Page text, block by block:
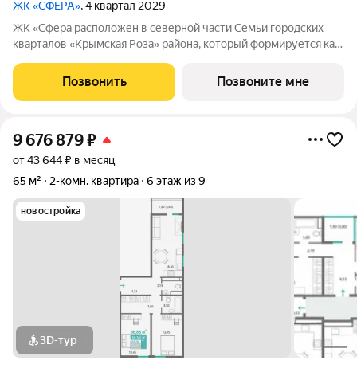
ЖК «СФЕРА», 4 квартал 2029
ЖК «Сфера расположен в северной части Семьи городских
кварталов «Крымская Роза» района, который формируется как
«Сфера» состоит из восьми домов высотой в 8 и 9 этажей.
Выбор для тех, кто смотрит
Позвонить Позвоните мне
9 676 879₽
от 43 644 ₽ в месяц
65 м²
2-комн. квартира 6 этаж из 9
новостройка
3D-тур